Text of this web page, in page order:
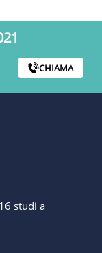
CHIAMA
studi a